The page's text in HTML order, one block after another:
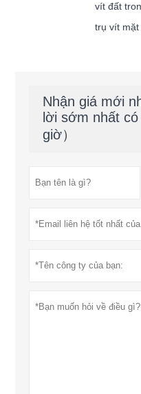
vít đất
trụ vít mặt
Nhận giá mới
lời sớm nhất
giờ）